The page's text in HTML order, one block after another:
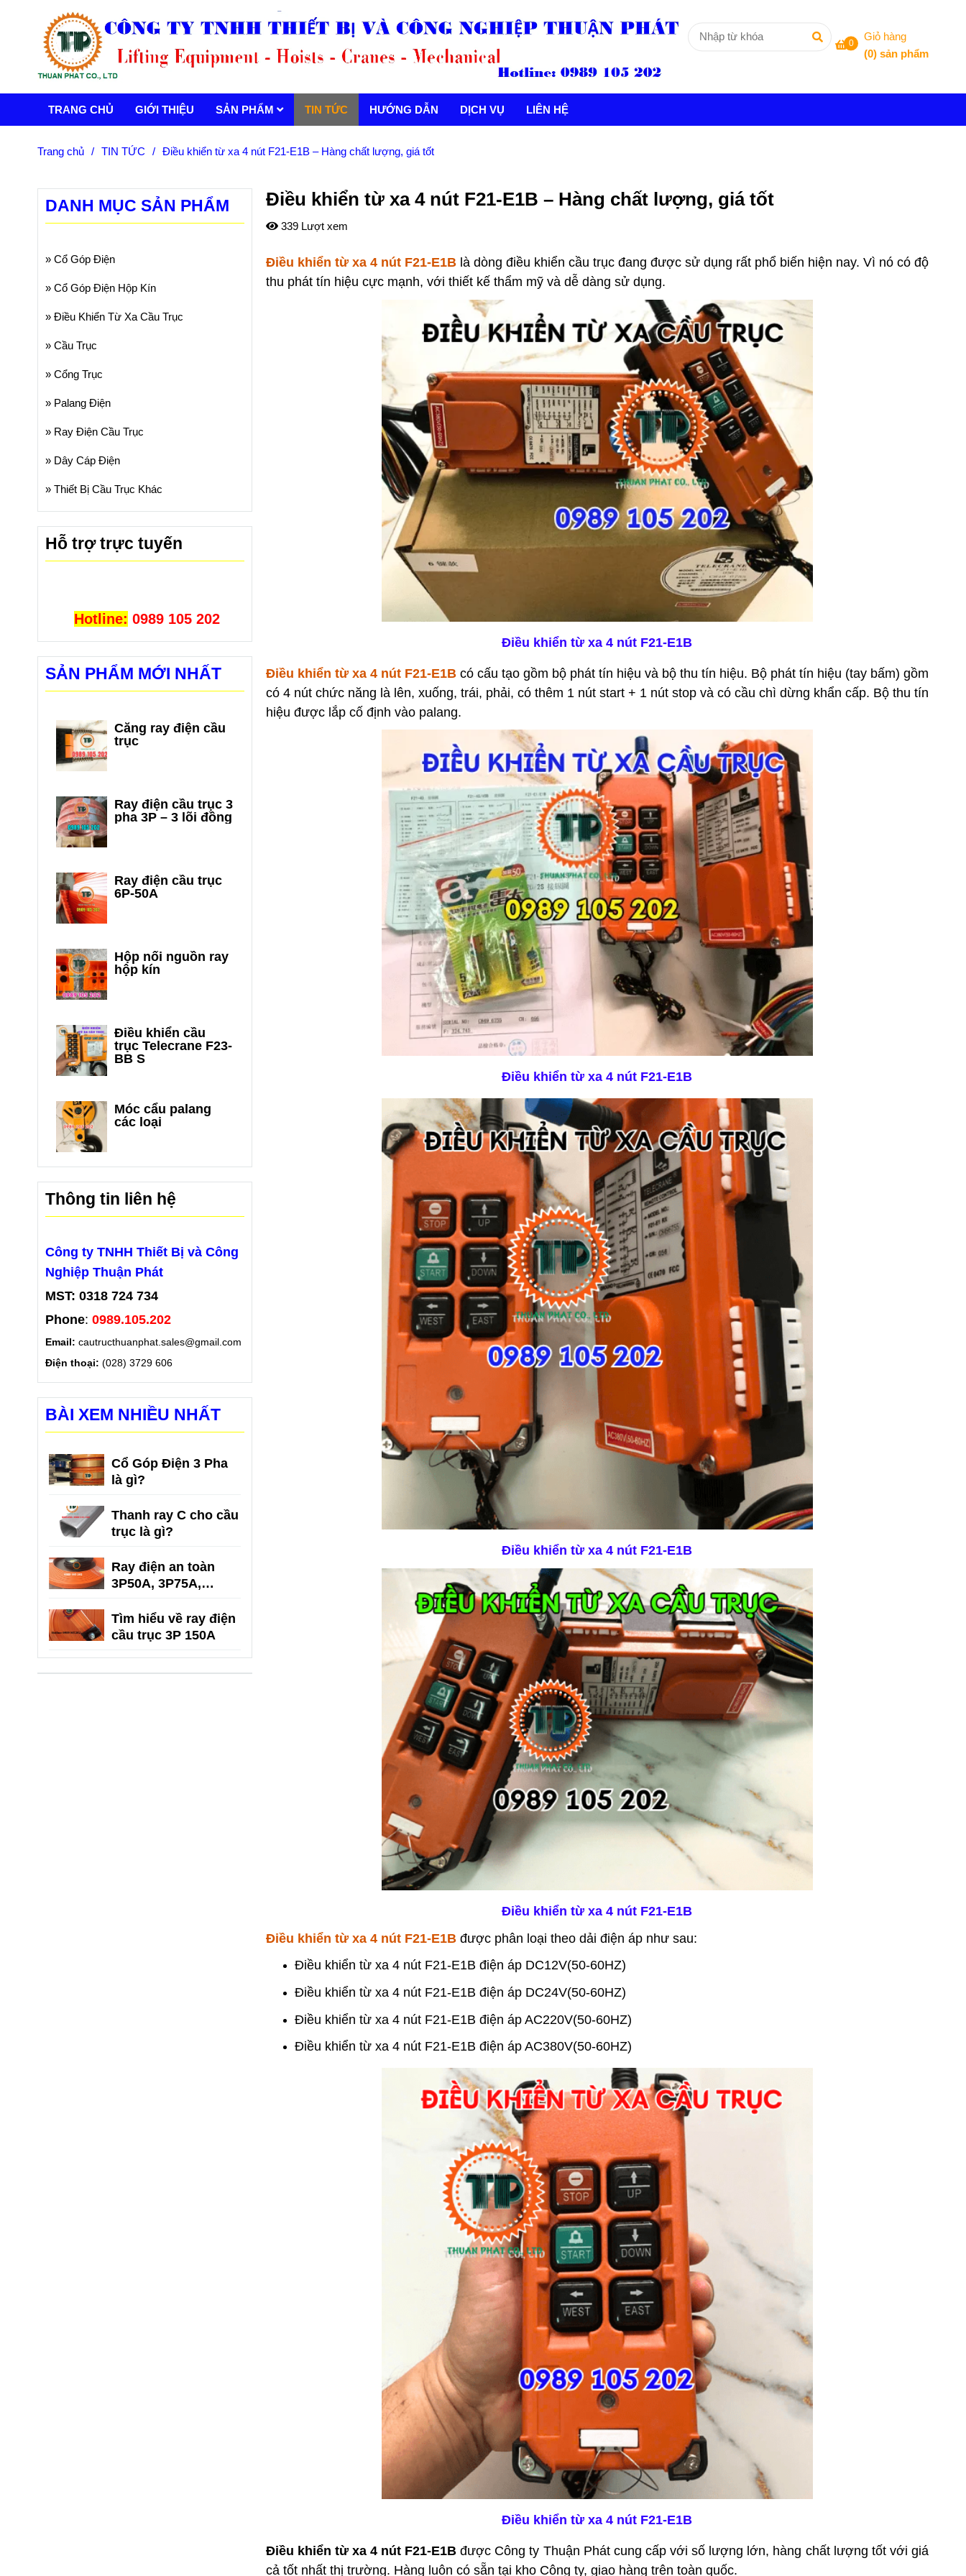
0
Giỏ hàng
(0) sản phẩm
TRANG CHỦ GIỚI THIỆU SẢN PHẨM TIN TỨC HƯỚNG DẪN DỊCH VỤ LIÊN HỆ
Trang chủ / TIN TỨC / Điều khiển từ xa 4 nút F21-E1B – Hàng chất lượng, giá tốt
Điều khiển từ xa 4 nút F21-E1B – Hàng chất lượng, giá tốt
339 Lượt xem
Điều khiển từ xa 4 nút F21-E1Blà dòng điều khiển cầu trục đang được sử dụng rất phổ biến hiện nay. Vì nó có độ
thu phát tín hiệu cực mạnh, với thiết kế thẩm mỹ và dễ dàng sử dụng.
Điều khiển từ xa 4 nút F21-E1B
Điều khiển từ xa 4 nút F21-E1Bcó cấu tạo gồm bộ phát tín hiệu và bộ thu tín hiệu. Bộ phát tín hiệu (tay bấm) gồm
có 4 nút chức năng là lên, xuống, trái, phải, có thêm 1 nút start + 1 nút stop và có cầu chì dừng khẩn cấp. Bộ thu tín
hiệu được lắp cố định vào palang.
Điều khiển từ xa 4 nút F21-E1B
Điều khiển từ xa 4 nút F21-E1B
Điều khiển từ xa 4 nút F21-E1B
Điều khiển từ xa 4 nút F21-E1Bđược phân loại theo dải điện áp như sau:
Điều khiển từ xa 4 nút F21-E1B điện áp DC12V(50-60HZ)
Điều khiển từ xa 4 nút F21-E1B điện áp DC24V(50-60HZ)
Điều khiển từ xa 4 nút F21-E1B điện áp AC220V(50-60HZ)
Điều khiển từ xa 4 nút F21-E1B điện áp AC380V(50-60HZ)
Điều khiển từ xa 4 nút F21-E1B
Điều khiển từ xa 4 nút F21-E1B được Công ty Thuận Phát cung cấp với số lượng lớn, hàng chất lượng tốt với giá
cả tốt nhất thị trường. Hàng luôn có sẵn tại kho Công ty, giao hàng trên toàn quốc.
DANH MỤC SẢN PHẨM
» Cổ Góp Điện
» Cổ Góp Điện Hộp Kín
» Điều Khiển Từ Xa Cầu Trục
» Cầu Trục
» Cổng Trục
» Palang Điện
» Ray Điện Cầu Trục
» Dây Cáp Điện
» Thiết Bị Cầu Trục Khác
Hỗ trợ trực tuyến
Hotline: 0989 105 202
SẢN PHẨM MỚI NHẤT
Căng ray điện cầu
trục
Ray điện cầu trục 3
pha 3P – 3 lõi đồng
Ray điện cầu trục
6P-50A
Hộp nối nguồn ray
hộp kín
Điều khiển cầu
trục Telecrane F23-
BB S
Móc cẩu palang
các loại
Thông tin liên hệ
Công ty TNHH Thiết Bị và Công
Nghiệp Thuận Phát
MST: 0318 724 734
Phone: 0989.105.202
Email: cautructhuanphat.sales@gmail.com
Điện thoại: (028) 3729 606
BÀI XEM NHIỀU NHẤT
Cổ Góp Điện 3 Pha
là gì?
Thanh ray C cho cầu
trục là gì?
Ray điện an toàn
3P50A, 3P75A,
Tìm hiểu về ray điện
cầu trục 3P 150A